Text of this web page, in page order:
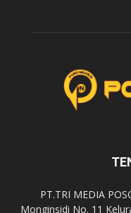
PT.TRI MEDIA
Monginsidi No. 11